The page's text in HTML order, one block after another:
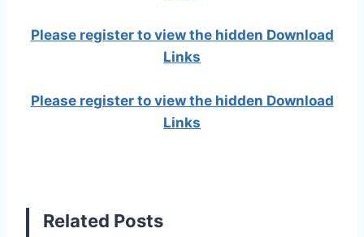
Please register to view the hidden Download
Links
Please register to view the hidden Download
Links
Related Posts